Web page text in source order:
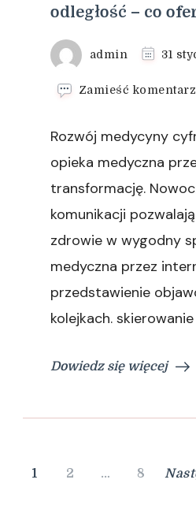
odległość – co
admin 31
Zamieść komentarz
Rozwój medycyny
opieka medyczna
transformację.
komunikacji
zdrowie w wygodny
medyczna przez
przedstawienie
kolejkach.
Dowiedz się więcej
Strona
1 Strona
2 … Strona
8